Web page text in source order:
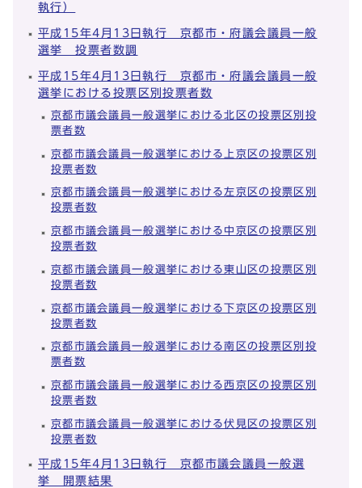
執行）
平成15年4月13日執行 京都市・府議会議員一般
選挙 投票者数調
平成15年4月13日執行 京都市・府議会議員一般
選挙における投票区別投票者数
京都市議会議員一般選挙における北区の投票区別投
票者数
京都市議会議員一般選挙における上京区の投票区別
投票者数
京都市議会議員一般選挙における左京区の投票区別
投票者数
京都市議会議員一般選挙における中京区の投票区別
投票者数
京都市議会議員一般選挙における東山区の投票区別
投票者数
京都市議会議員一般選挙における下京区の投票区別
投票者数
京都市議会議員一般選挙における南区の投票区別投
票者数
京都市議会議員一般選挙における西京区の投票区別
投票者数
京都市議会議員一般選挙における伏見区の投票区別
投票者数
平成15年4月13日執行 京都市議会議員一般選
挙 開票結果